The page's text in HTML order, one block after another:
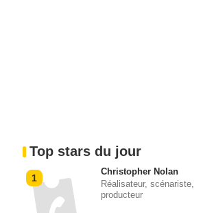
Top stars du jour
1
Christopher Nolan
Réalisateur, scénariste,
producteur